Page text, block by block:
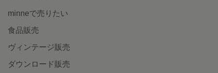
minneで売りたい
食品販売
ヴィンテージ販売
ダウンロード販売